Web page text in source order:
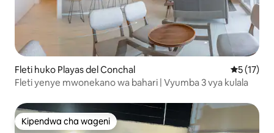
Fleti huko Playas del Conchal Ukadiriaji
5 (17)
Fleti yenye mwonekano wa bahari | Vyumba 3 vya kulala
Kipendwa cha wageni
Kipendwa cha wageni